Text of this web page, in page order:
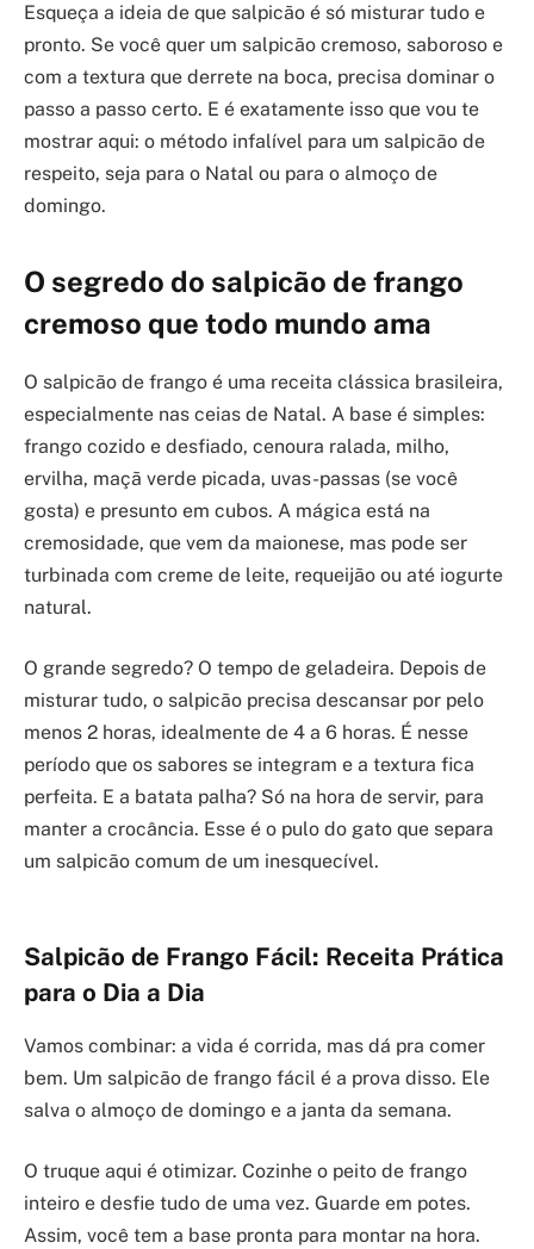
Esqueça a ideia de que salpicão é só misturar tudo e
pronto. Se você quer um salpicão cremoso, saboroso e
com a textura que derrete na boca, precisa dominar o
passo a passo certo. E é exatamente isso que vou te
mostrar aqui: o método infalível para um salpicão de
respeito, seja para o Natal ou para o almoço de
domingo.
O segredo do salpicão de frango
cremoso que todo mundo ama
O salpicão de frango é uma receita clássica brasileira,
especialmente nas ceias de Natal. A base é simples:
frango cozido e desfiado, cenoura ralada, milho,
ervilha, maçã verde picada, uvas-passas (se você
gosta) e presunto em cubos. A mágica está na
cremosidade, que vem da maionese, mas pode ser
turbinada com creme de leite, requeijão ou até iogurte
natural.
O grande segredo? O tempo de geladeira. Depois de
misturar tudo, o salpicão precisa descansar por pelo
menos 2 horas, idealmente de 4 a 6 horas. É nesse
período que os sabores se integram e a textura fica
perfeita. E a batata palha? Só na hora de servir, para
manter a crocância. Esse é o pulo do gato que separa
um salpicão comum de um inesquecível.
Salpicão de Frango Fácil: Receita Prática
para o Dia a Dia
Vamos combinar: a vida é corrida, mas dá pra comer
bem. Um salpicão de frango fácil é a prova disso. Ele
salva o almoço de domingo e a janta da semana.
O truque aqui é otimizar. Cozinhe o peito de frango
inteiro e desfie tudo de uma vez. Guarde em potes.
Assim, você tem a base pronta para montar na hora.